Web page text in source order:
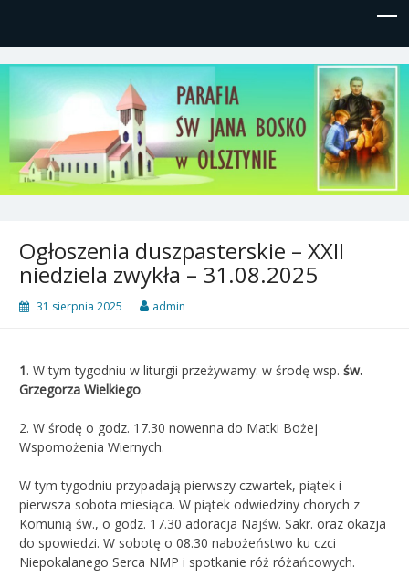
Parafia św, Jana Bosko w
Olsztynie
Gutkowo, ul. Żółkiewskiego 1
Ogłoszenia duszpasterskie – XXII
niedziela zwykła – 31.08.2025
31 sierpnia 2025 admin
1. W tym tygodniu w liturgii przeżywamy: w środę wsp. św.
Grzegorza Wielkiego.
2. W środę o godz. 17.30 nowenna do Matki Bożej
Wspomożenia Wiernych.
W tym tygodniu przypadają pierwszy czwartek, piątek i
pierwsza sobota miesiąca. W piątek odwiedziny chorych z
Komunią św., o godz. 17.30 adoracja Najśw. Sakr. oraz okazja
do spowiedzi. W sobotę o 08.30 nabożeństwo ku czci
Niepokalanego Serca NMP i spotkanie róż różańcowych.